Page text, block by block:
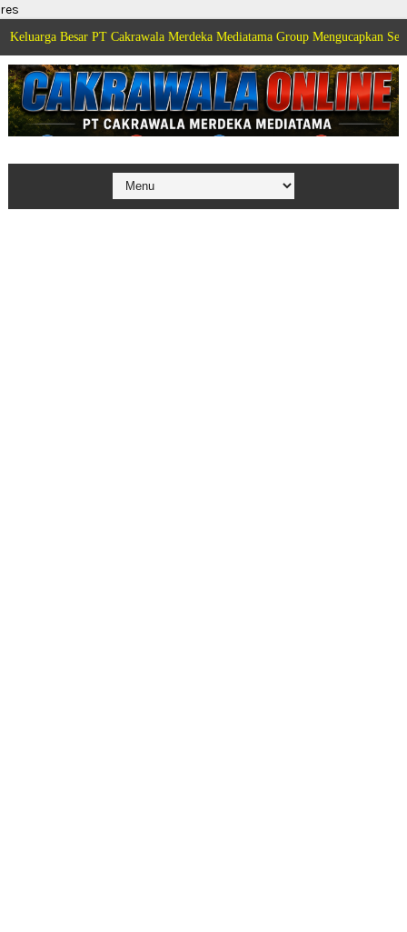
res
PT Cakrawala Merdeka Mediatama Group Mengucapkan Selamat